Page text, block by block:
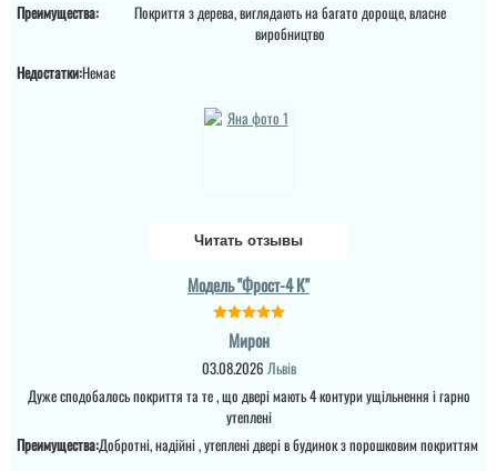
Вітаю! Замовляли тут
вхідні двері в будинок і
дууууже задоволені і
якістю дверей,і
Ірина
Преимущества:
Покриття з дерева, виглядають на багато дороще, власне
виробництво
Недостатки:Немає
Читать отзывы
Модель "Фрост-4 К"
Мирон
03.08.2026 Львів
Дуже сподобалось покриття та те , що двері мають 4 контури ущільнення і гарно
утеплені
Преимущества:Добротні, надійні , утеплені двері в будинок з порошковим покриттям